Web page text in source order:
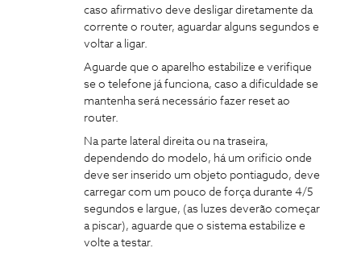
caso afirmativo deve desligar diretamente da
corrente o router, aguardar alguns segundos e
voltar a ligar.
Aguarde que o aparelho estabilize e verifique
se o telefone já funciona, caso a dificuldade se
mantenha será necessário fazer reset ao
router.
Na parte lateral direita ou na traseira,
dependendo do modelo, há um orificio onde
deve ser inserido um objeto pontiagudo, deve
carregar com um pouco de força durante 4/5
segundos e largue, (as luzes deverão começar
a piscar), aguarde que o sistema estabilize e
volte a testar.